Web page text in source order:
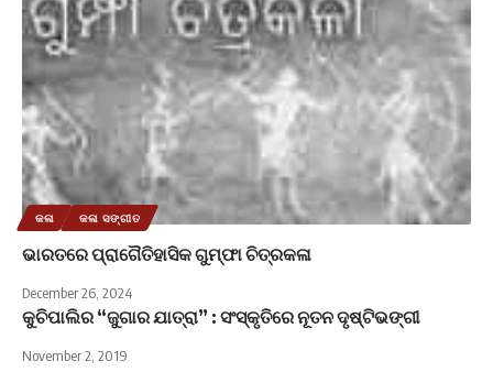
କଳା କଳା ସଙ୍ଗୀତ
ଭାରତରେ ପ୍ରାଗୈତିହାସିକ ଗୁମ୍ଫା ଚିତ୍ରକଳା
December 26, 2024
କୁଚିପାଲିର “ଜୁଗାର ଯାତ୍ରା” : ସଂସ୍କୃତିରେ ନୂତନ ଦୃଷ୍ଟିଭଙ୍ଗୀ
November 2, 2019